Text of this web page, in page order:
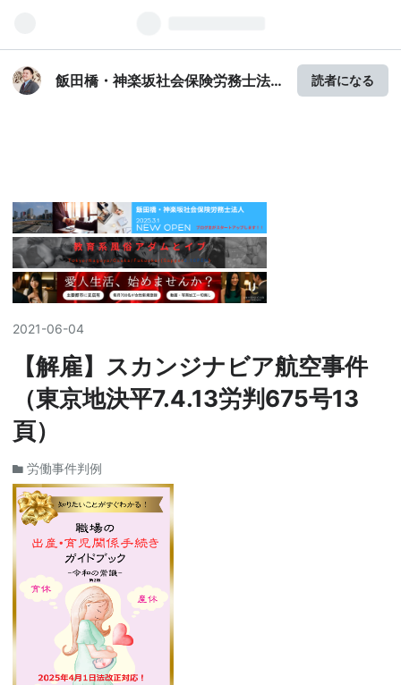
飯田橋・神楽坂社会保険労務士法
読者になる
2021-06-04
【解雇】スカンジナビア航空事件
（東京地決平7.4.13労判675号13
頁）
労働事件判例